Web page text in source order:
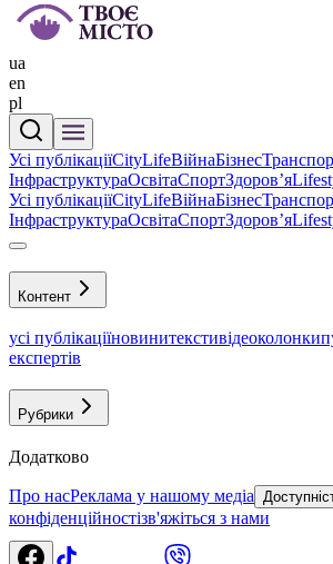
ua
en
pl
Усі публікаціїCityLifeВійнаБізнес
ІнфраструктураОсвітаСпортЗдоровʼя
Усі публікаціїCityLifeВійнаБізнес
ІнфраструктураОсвітаСпортЗдоровʼя
Контент
усі публікаціїновинитекстивідеоколонки
експертів
Рубрики
Додатково
Про насРеклама у нашому медіа
конфіденційностізв'яжіться з нами